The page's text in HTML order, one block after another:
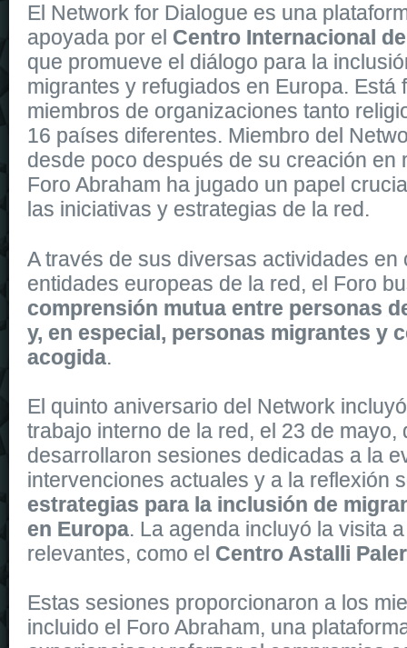
El Network for Dialogue es una
apoyada por el Centro Internacional
que promueve el diálogo para la
migrantes y refugiados en Europa. Está
miembros de organizaciones tanto
16 países diferentes. Miembro del
desde poco después de su creación en
Foro Abraham ha jugado un papel
las iniciativas y estrategias de la red.
It replica watchesis dressed in shiny rose gold, and shares the
replica ukwatches of the collection. It is secured to the wrist by a
A través de sus diversas actividades en
entidades europeas de la red, el Foro
comprensión mutua entre personas
y, en especial, personas migrantes y
acogida.
El quinto aniversario del Network
trabajo interno de la red, el 23 de mayo,
desarrollaron sesiones dedicadas a la
intervenciones actuales y a la reflexión
estrategias para la inclusión de
en Europa. La agenda incluyó la visita
relevantes, como el Centro Astalli
Estas sesiones proporcionaron a los
incluido el Foro Abraham, una